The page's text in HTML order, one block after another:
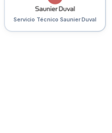
Servicio Técnico Saunier Duval